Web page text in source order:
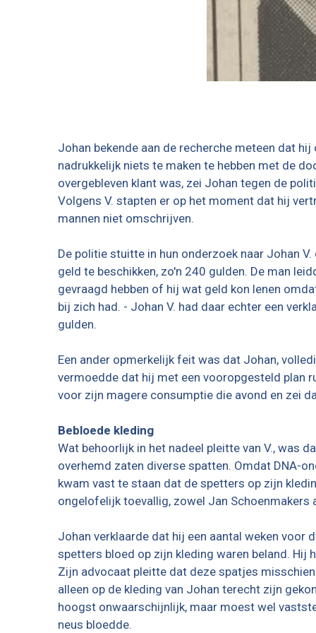
Johan bekende aan de recherche meteen dat
nadrukkelijk niets te maken te hebben met de
overgebleven klant was, zei Johan tegen de
Volgens V. stapten er op het moment dat hij
mannen niet omschrijven.
De politie stuitte in hun onderzoek naar Johan
geld te beschikken, zo'n 240 gulden. De man
gevraagd hebben of hij wat geld kon lenen
bij zich had. - Johan V. had daar echter een
gulden.
Een ander opmerkelijk feit was dat Johan,
vermoedde dat hij met een vooropgesteld plan
voor zijn magere consumptie die avond en zei
Bebloede kleding
Wat behoorlijk in het nadeel pleitte van V., was
overhemd zaten diverse spatten. Omdat DNA-
kwam vast te staan dat de spetters op zijn
ongelofelijk toevallig, zowel Jan Schoenmakers
Johan verklaarde dat hij een aantal weken voor
spetters bloed op zijn kleding waren beland. Hij
Zijn advocaat pleitte dat deze spatjes
alleen op de kleding van Johan terecht zijn
hoogst onwaarschijnlijk, maar moest wel
neus bloedde.